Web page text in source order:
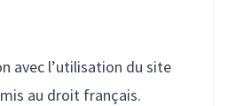
avec l’utilisation du site
au droit français.